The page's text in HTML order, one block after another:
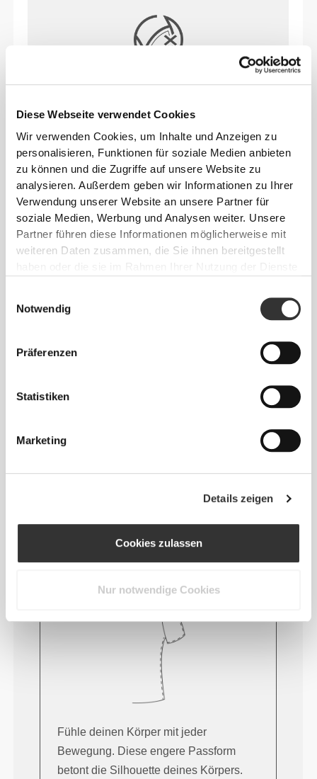
Diese Webseite verwendet Cookies
Wir verwenden Cookies, um Inhalte und Anzeigen zu
personalisieren, Funktionen für soziale Medien anbieten
zu können und die Zugriffe auf unsere Website zu
analysieren. Außerdem geben wir Informationen zu Ihrer
Verwendung unserer Website an unsere Partner für
soziale Medien, Werbung und Analysen weiter. Unsere
Partner führen diese Informationen möglicherweise mit
weiteren Daten zusammen, die Sie ihnen bereitgestellt
Notwendig
Präferenzen
Statistiken
Marketing
Details zeigen
Cookies zulassen
Nur notwendige Cookies
UNSER ETIKETT IST DEIN
KOMFORT.
Herangehensweise hinterlässt einen wichtigen
Freiheit! Ohne eingenähtes Etikett wird das Tragen
von Kleidung noch bequemer, da es zu keinen
TIPP ZUR PASSFORM
Eng
Fühle deinen Körper mit jeder
Bewegung. Diese engere Passform
betont die Silhouette deines Körpers.